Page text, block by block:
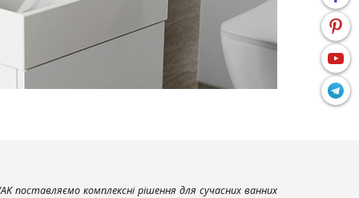
поставляємо комплексні рішення для сучасних ванних